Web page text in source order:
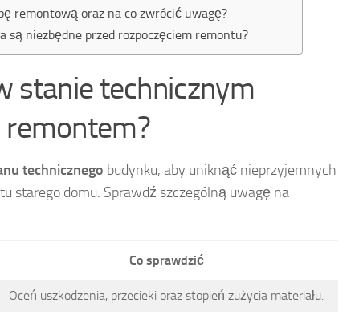
remontową oraz na co zwrócić uwagę?
są niezbędne przed rozpoczęciem remontu?
stanie technicznym
remontem?
technicznego budynku, aby uniknąć nieprzyjemnych
starego domu. Sprawdź szczególną uwagę na
Co sprawdzić
Oceń uszkodzenia, przecieki oraz stopień zużycia materiału.